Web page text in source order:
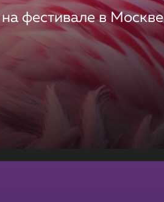
фестивале в Москве